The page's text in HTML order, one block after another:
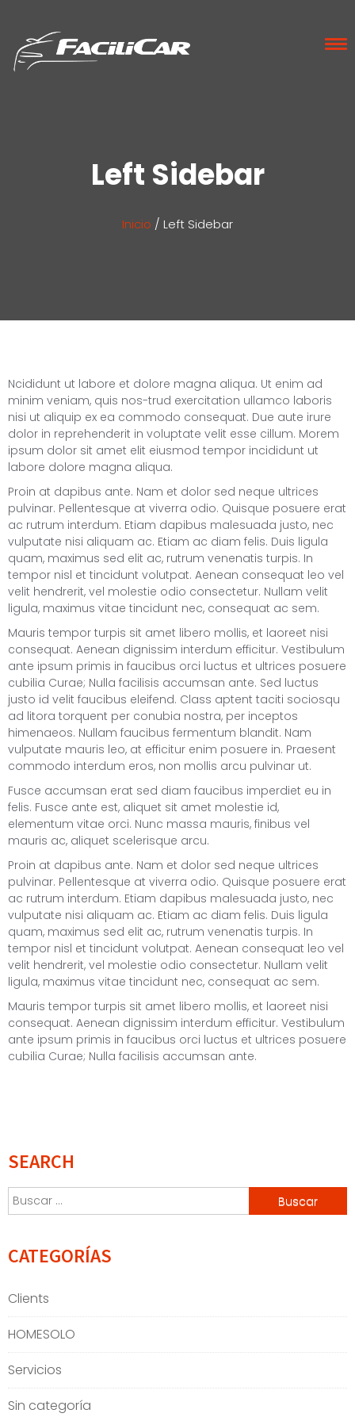
Left Sidebar
Inicio / Left Sidebar
Ncididunt ut labore et dolore magna aliqua. Ut enim ad
minim veniam, quis nos-trud exercitation ullamco laboris
nisi ut aliquip ex ea commodo consequat. Due aute irure
dolor in reprehenderit in voluptate velit esse cillum. Morem
ipsum dolor sit amet elit eiusmod tempor incididunt ut
labore dolore magna aliqua.
Proin at dapibus ante. Nam et dolor sed neque ultrices
pulvinar. Pellentesque at viverra odio. Quisque posuere erat
ac rutrum interdum. Etiam dapibus malesuada justo, nec
vulputate nisi aliquam ac. Etiam ac diam felis. Duis ligula
quam, maximus sed elit ac, rutrum venenatis turpis. In
tempor nisl et tincidunt volutpat. Aenean consequat leo vel
velit hendrerit, vel molestie odio consectetur. Nullam velit
ligula, maximus vitae tincidunt nec, consequat ac sem.
Mauris tempor turpis sit amet libero mollis, et laoreet nisi
consequat. Aenean dignissim interdum efficitur. Vestibulum
ante ipsum primis in faucibus orci luctus et ultrices posuere
cubilia Curae; Nulla facilisis accumsan ante. Sed luctus
justo id velit faucibus eleifend. Class aptent taciti sociosqu
ad litora torquent per conubia nostra, per inceptos
himenaeos. Nullam faucibus fermentum blandit. Nam
vulputate mauris leo, at efficitur enim posuere in. Praesent
commodo interdum eros, non mollis arcu pulvinar ut.
Fusce accumsan erat sed diam faucibus imperdiet eu in
felis. Fusce ante est, aliquet sit amet molestie id,
elementum vitae orci. Nunc massa mauris, finibus vel
mauris ac, aliquet scelerisque arcu.
Proin at dapibus ante. Nam et dolor sed neque ultrices
pulvinar. Pellentesque at viverra odio. Quisque posuere erat
ac rutrum interdum. Etiam dapibus malesuada justo, nec
vulputate nisi aliquam ac. Etiam ac diam felis. Duis ligula
quam, maximus sed elit ac, rutrum venenatis turpis. In
tempor nisl et tincidunt volutpat. Aenean consequat leo vel
velit hendrerit, vel molestie odio consectetur. Nullam velit
ligula, maximus vitae tincidunt nec, consequat ac sem.
Mauris tempor turpis sit amet libero mollis, et laoreet nisi
consequat. Aenean dignissim interdum efficitur. Vestibulum
ante ipsum primis in faucibus orci luctus et ultrices posuere
cubilia Curae; Nulla facilisis accumsan ante.
SEARCH
Buscar:
CATEGORÍAS
Clients
HOMESOLO
Servicios
Sin categoría